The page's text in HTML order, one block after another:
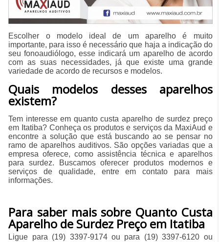
Escolher o modelo ideal de um aparelho é muito
importante, para isso é necessário que haja a indicação do
seu fonoaudiólogo, esse indicará um aparelho de acordo
com as suas necessidades, já que existe uma grande
variedade de acordo de recursos e modelos.
Quais modelos desses aparelhos
existem?
Tem interesse em quanto custa aparelho de surdez preço
em Itatiba? Conheça os produtos e serviços da MaxiAud e
encontre a solução que está buscando ao se pensar no
ramo de aparelhos auditivos. São opções variadas que a
empresa oferece, como assistência técnica e aparelhos
para surdez. Buscamos oferecer produtos modernos e
serviços de qualidade, entre em contato para mais
informações.
Para saber mais sobre Quanto Custa
Aparelho de Surdez Preço em Itatiba
Ligue para (19) 3397-9174ou para (19) 3397-6120 ou